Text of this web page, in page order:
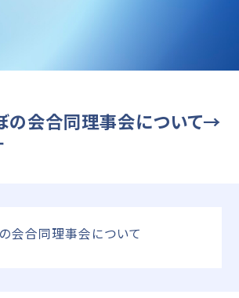
ぼの会合同理事会について→
の会合同理事会について